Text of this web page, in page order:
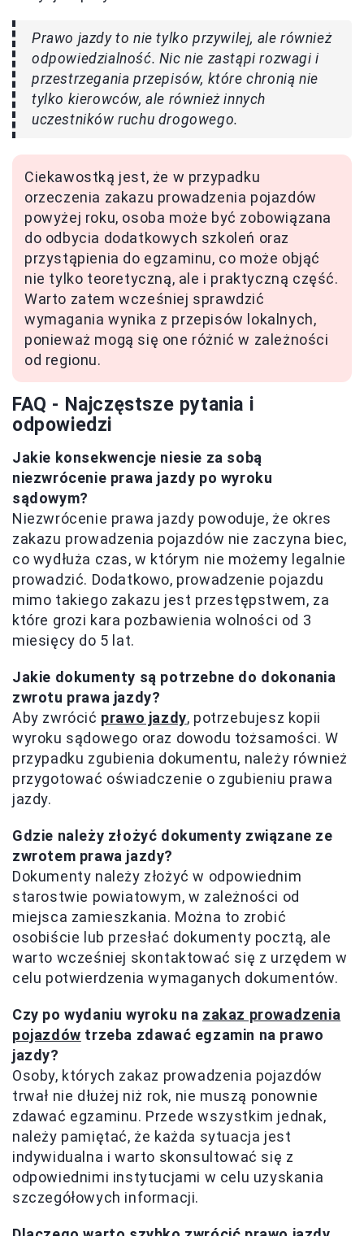
Prawo jazdy to nie tylko przywilej, ale również
odpowiedzialność. Nic nie zastąpi rozwagi i
przestrzegania przepisów, które chronią nie
tylko kierowców, ale również innych
uczestników ruchu drogowego.
Ciekawostką jest, że w przypadku
orzeczenia zakazu prowadzenia pojazdów
powyżej roku, osoba może być zobowiązana
do odbycia dodatkowych szkoleń oraz
przystąpienia do egzaminu, co może objąć
nie tylko teoretyczną, ale i praktyczną część.
Warto zatem wcześniej sprawdzić
wymagania wynika z przepisów lokalnych,
ponieważ mogą się one różnić w zależności
od regionu.
FAQ - Najczęstsze pytania i
odpowiedzi
Jakie konsekwencje niesie za sobą
niezwrócenie prawa jazdy po wyroku
sądowym?
Niezwrócenie prawa jazdy powoduje, że okres
zakazu prowadzenia pojazdów nie zaczyna biec,
co wydłuża czas, w którym nie możemy legalnie
prowadzić. Dodatkowo, prowadzenie pojazdu
mimo takiego zakazu jest przestępstwem, za
które grozi kara pozbawienia wolności od 3
miesięcy do 5 lat.
Jakie dokumenty są potrzebne do dokonania
zwrotu prawa jazdy?
Aby zwrócić prawo jazdy, potrzebujesz kopii
wyroku sądowego oraz dowodu tożsamości. W
przypadku zgubienia dokumentu, należy również
przygotować oświadczenie o zgubieniu prawa
jazdy.
Gdzie należy złożyć dokumenty związane ze
zwrotem prawa jazdy?
Dokumenty należy złożyć w odpowiednim
starostwie powiatowym, w zależności od
miejsca zamieszkania. Można to zrobić
osobiście lub przesłać dokumenty pocztą, ale
warto wcześniej skontaktować się z urzędem w
celu potwierdzenia wymaganych dokumentów.
Czy po wydaniu wyroku na zakaz prowadzenia
pojazdów trzeba zdawać egzamin na prawo
jazdy?
Osoby, których zakaz prowadzenia pojazdów
trwał nie dłużej niż rok, nie muszą ponownie
zdawać egzaminu. Przede wszystkim jednak,
należy pamiętać, że każda sytuacja jest
indywidualna i warto skonsultować się z
odpowiednimi instytucjami w celu uzyskania
szczegółowych informacji.